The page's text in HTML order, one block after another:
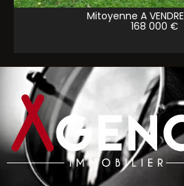
Mitoyenne A VENDRE
168 000 €